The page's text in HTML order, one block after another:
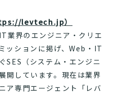
levtech.jp）
業界のエンジニア・クリエ
ッションに掲げ、Web・IT
SES（システム・エンジニ
開しています。現在は業界
ア専門エージェント「レバ